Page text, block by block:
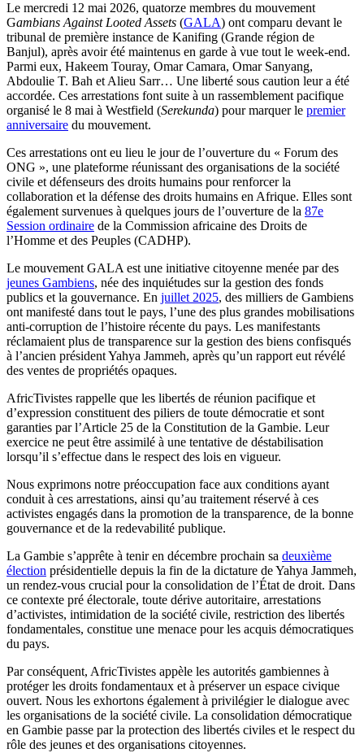
Le mercredi 12 mai 2026, quatorze membres du mouvement
Gambians Against Looted Assets (GALA) ont comparu devant le
tribunal de première instance de Kanifing (Grande région de
Banjul), après avoir été maintenus en garde à vue tout le week-end.
Parmi eux, Hakeem Touray, Omar Camara, Omar Sanyang,
Abdoulie T. Bah et Alieu Sarr… Une liberté sous caution leur a été
accordée. Ces arrestations font suite à un rassemblement pacifique
organisé le 8 mai à Westfield (Serekunda) pour marquer le premier
anniversaire du mouvement.
Ces arrestations ont eu lieu le jour de l’ouverture du « Forum des
ONG », une plateforme réunissant des organisations de la société
civile et défenseurs des droits humains pour renforcer la
collaboration et la défense des droits humains en Afrique. Elles sont
également survenues à quelques jours de l’ouverture de la 87e
Session ordinaire de la Commission africaine des Droits de
l’Homme et des Peuples (CADHP).
Le mouvement GALA est une initiative citoyenne menée par des
jeunes Gambiens, née des inquiétudes sur la gestion des fonds
publics et la gouvernance. En juillet 2025, des milliers de Gambiens
ont manifesté dans tout le pays, l’une des plus grandes mobilisations
anti-corruption de l’histoire récente du pays. Les manifestants
réclamaient plus de transparence sur la gestion des biens confisqués
à l’ancien président Yahya Jammeh, après qu’un rapport eut révélé
des ventes de propriétés opaques.
AfricTivistes rappelle que les libertés de réunion pacifique et
d’expression constituent des piliers de toute démocratie et sont
garanties par l’Article 25 de la Constitution de la Gambie. Leur
exercice ne peut être assimilé à une tentative de déstabilisation
lorsqu’il s’effectue dans le respect des lois en vigueur.
Nous exprimons notre préoccupation face aux conditions ayant
conduit à ces arrestations, ainsi qu’au traitement réservé à ces
activistes engagés dans la promotion de la transparence, de la bonne
gouvernance et de la redevabilité publique.
La Gambie s’apprête à tenir en décembre prochain sa deuxième
élection présidentielle depuis la fin de la dictature de Yahya Jammeh,
un rendez-vous crucial pour la consolidation de l’État de droit. Dans
ce contexte pré électorale, toute dérive autoritaire, arrestations
d’activistes, intimidation de la société civile, restriction des libertés
fondamentales, constitue une menace pour les acquis démocratiques
du pays.
Par conséquent, AfricTivistes appèle les autorités gambiennes à
protéger les droits fondamentaux et à préserver un espace civique
ouvert. Nous les exhortons également à privilégier le dialogue avec
les organisations de la société civile. La consolidation démocratique
en Gambie passe par la protection des libertés civiles et le respect du
rôle des jeunes et des organisations citoyennes.